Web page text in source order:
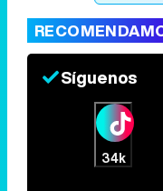
Síguenos
34k